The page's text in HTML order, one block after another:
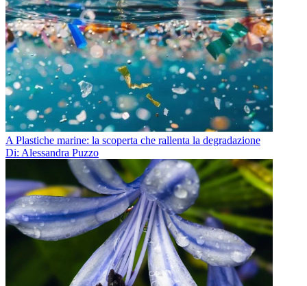
A Plastiche marine: la scoperta che rallenta la degradazione
Di: Alessandra Puzzo